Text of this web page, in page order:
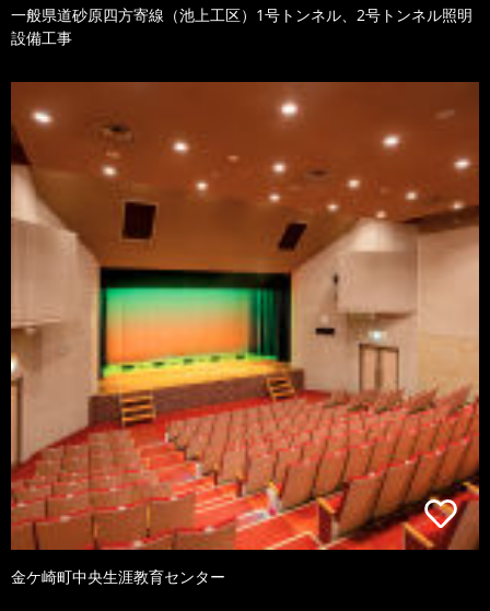
一般県道砂原四方寄線（池上工区）1号トンネル、2号トンネル照明
設備工事
金ケ崎町中央生涯教育センター